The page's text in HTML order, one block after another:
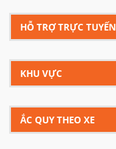
HỖ TRỢ TRỰC TUYẾN
KHU VỰC
ẮC QUY THEO XE